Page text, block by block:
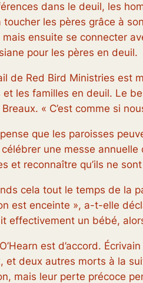
dans le deuil, les
toucher les pères grâce à
ensuite se connecter
pour les pères en deuil.
de Red Bird Ministries est
et les familles en deuil. Le
« C’est comme si
que les paroisses
une messe
et reconnaître qu’ils ne
cela tout le temps de la
est enceinte », a-t-elle
effectivement un bébé,
est d’accord.
et deux autres morts à la
mais leur perte précoce